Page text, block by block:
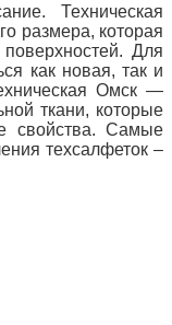
Техническая
размера, которая
Для
как новая, так и
Омск —
ткани, которые
свойства. Самые
техсалфеток –